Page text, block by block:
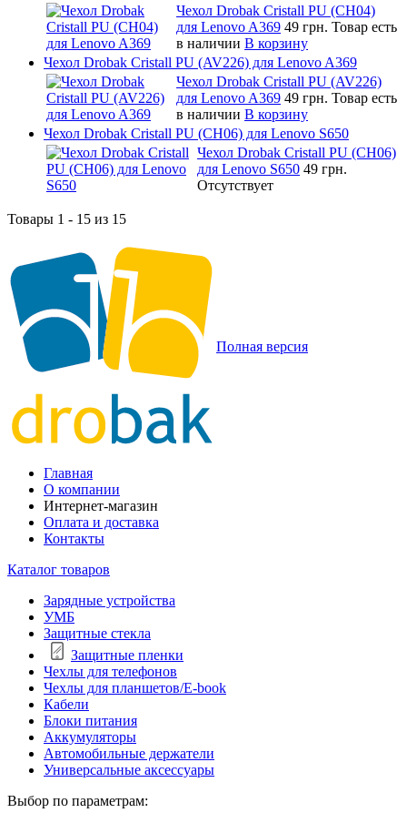
Чехол Drobak Cristall PU (CH04)
для Lenovo A369 49 грн. Товар есть
в наличии В корзину
Чехол Drobak Cristall PU (AV226) для Lenovo A369
Чехол Drobak Cristall PU (AV226)
для Lenovo A369 49 грн. Товар есть
в наличии В корзину
Чехол Drobak Cristall PU (CH06) для Lenovo S650
Чехол Drobak Cristall PU (CH06)
для Lenovo S650 49 грн.
Отсутствует
Товары 1 - 15 из 15
Полная версия
Главная
О компании
Интернет-магазин
Оплата и доставка
Контакты
Каталог товаров
Зарядные устройства
УМБ
Защитные стекла
Защитные пленки
Чехлы для телефонов
Чехлы для планшетов/E-book
Кабели
Блоки питания
Аккумуляторы
Автомобильные держатели
Универсальные аксессуары
Выбор по параметрам: